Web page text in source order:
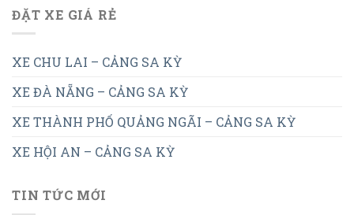
ĐẶT XE GIÁ RẺ
XE CHU LAI – CẢNG SA KỲ
XE ĐÀ NẴNG – CẢNG SA KỲ
XE THÀNH PHỐ QUẢNG NGÃI – CẢNG SA KỲ
XE HỘI AN – CẢNG SA KỲ
TIN TỨC MỚI